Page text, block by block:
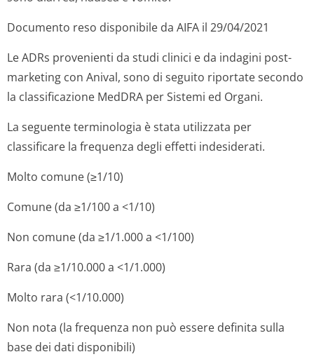
Documento reso disponibile da AIFA il 29/04/2021
Le ADRs provenienti da studi clinici e da indagini post-
marketing con Anival, sono di seguito riportate secondo
la classificazione MedDRA per Sistemi ed Organi.
La seguente terminologia è stata utilizzata per
classificare la frequenza degli effetti indesiderati.
Molto comune (≥1/10)
Comune (da ≥1/100 a <1/10)
Non comune (da ≥1/1.000 a <1/100)
Rara (da ≥1/10.000 a <1/1.000)
Molto rara (<1/10.000)
Non nota (la frequenza non può essere definita sulla
base dei dati disponibili)